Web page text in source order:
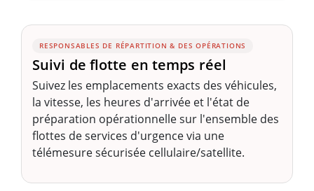
RESPONSABLES DE RÉPARTITION & DES OPÉRATIONS
Suivi de flotte en temps réel
Suivez les emplacements exacts des véhicules,
la vitesse, les heures d'arrivée et l'état de
préparation opérationnelle sur l'ensemble des
flottes de services d'urgence via une
télémesure sécurisée cellulaire/satellite.